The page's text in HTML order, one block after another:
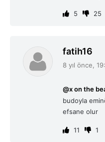
:
5 25
fatih16
8 yıl önce,
@x on the
budoyla
efsane olur
11 1